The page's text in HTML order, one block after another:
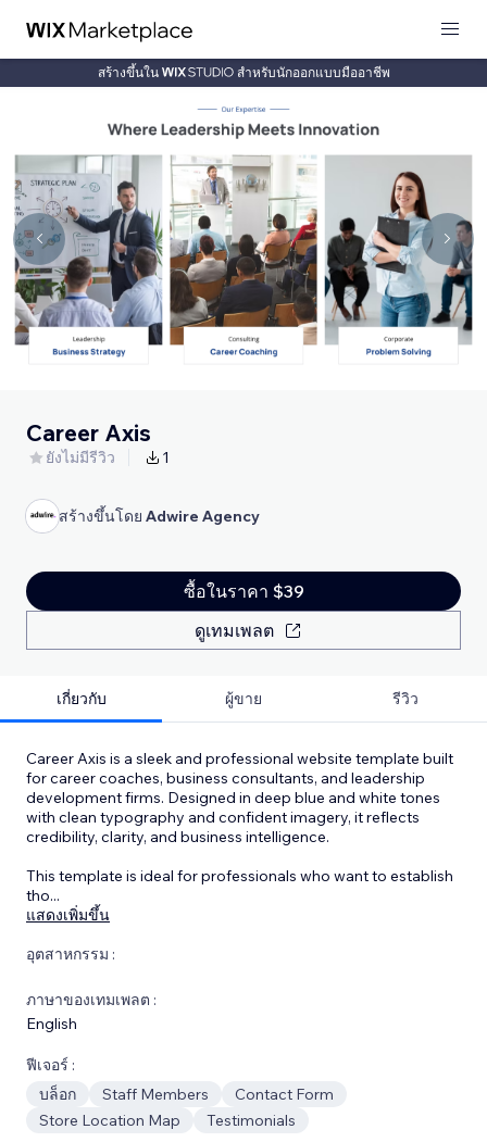
สร้างขึ้นใน สำหรับนักออกแบบมืออาชีพ
Career Axis
ยังไม่มีรีวิว 1
สร้างขึ้นโดย Adwire Agency
ซื้อในราคา $39
ดูเทมเพลต
เกี่ยวกับ ผู้ขาย รีวิว
Career Axis is a sleek and professional website template built
for career coaches, business consultants, and leadership
development firms. Designed in deep blue and white tones
with clean typography and confident imagery, it reflects
credibility, clarity, and business intelligence.
This template is ideal for professionals who want to establish
tho...
แสดงเพิ่มขึ้น
อุตสาหกรรม :
ภาษาของเทมเพลต :
English
ฟีเจอร์ :
บล็อก
Staff Members
Contact Form
Store Location Map
Testimonials